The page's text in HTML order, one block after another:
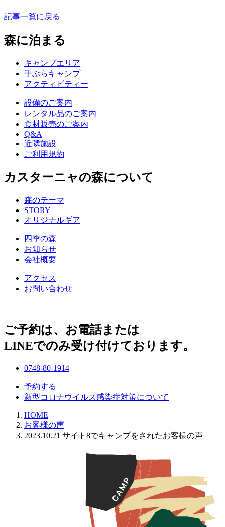
記事一覧に戻る
森に泊まる
キャンプエリア
手ぶらキャンプ
アクティビティー
設備のご案内
レンタル品のご案内
食材販売のご案内
Q&A
近隣施設
ご利用規約
カスターニャの森について
森のテーマ
STORY
オリジナルギア
四季の森
お知らせ
会社概要
アクセス
お問い合わせ
ご予約は、お電話または
LINEでのみ受け付けております。
0748-80-1914
予約する
新型コロナウイルス感染症対策について
HOME
お客様の声
2023.10.21 サイト8でキャンプをされたお客様の声